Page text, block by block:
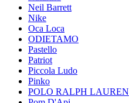
Neil Barrett
Nike
Oca Loca
ODIETAMO
Pastello
Patriot
Piccola Ludo
Pinko
POLO RALPH LAUREN